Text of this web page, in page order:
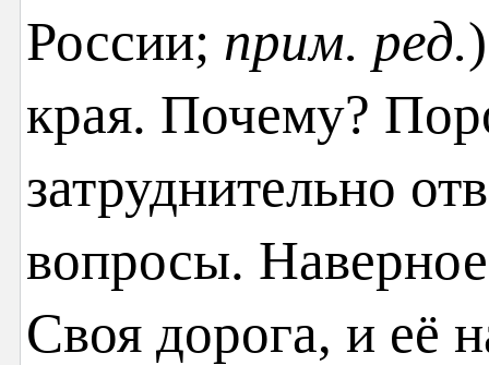
России; прим. ред.
края. Почему?
затруднительно
вопросы.
Своя дорога, и её